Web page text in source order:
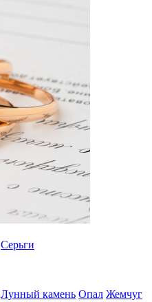
Серьги
Лунный камень Опал Жемчуг